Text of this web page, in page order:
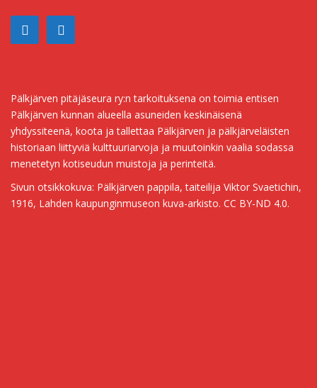
Pälkjärven pitäjäseura ry:n tarkoituksena on toimia entisen
Pälkjärven kunnan alueella asuneiden keskinäisenä
yhdyssiteenä, koota ja tallettaa Pälkjärven ja pälkjärveläisten
historiaan liittyviä kulttuuriarvoja ja muutoinkin vaalia sodassa
menetetyn kotiseudun muistoja ja perinteitä.
Sivun otsikkokuva: Pälkjärven pappila, taiteilija Viktor Svaetichin,
1916, Lahden kaupunginmuseon kuva-arkisto. CC BY-ND 4.0.